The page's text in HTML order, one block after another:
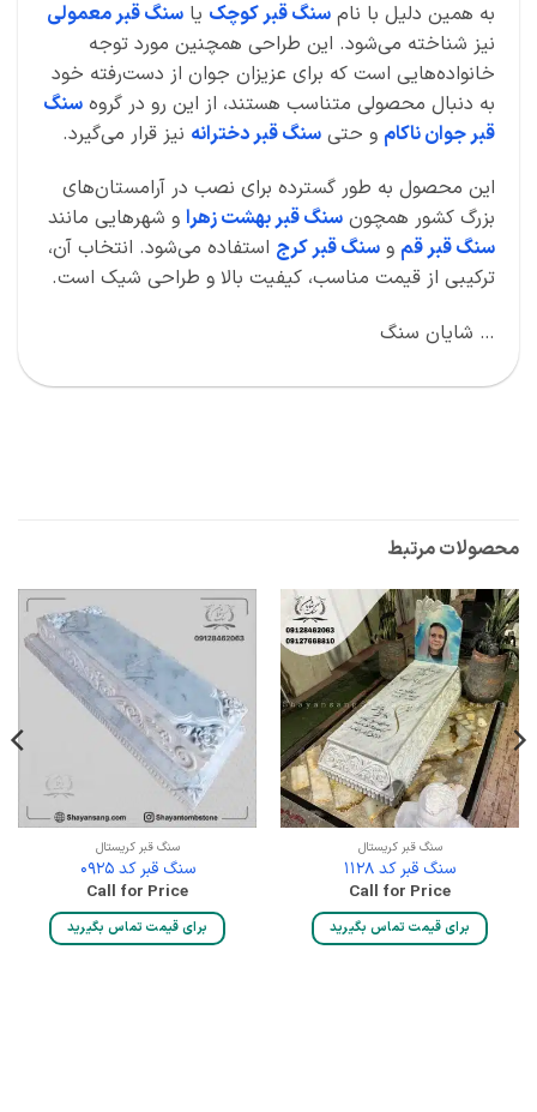
به همین دلیل با نامسنگ قبر کوچکیا سنگ قبر معمولی
نیز شناخته می‌شود. این طراحی همچنین مورد توجه
خانواده‌هایی است که برای عزیزان جوان از دست‌رفته خود
به دنبال محصولی متناسب هستند، از این رو در گروهسنگ
قبر جوان ناکامو حتیسنگ قبر دخترانهنیز قرار می‌گیرد.
این محصول به طور گسترده برای نصب در آرامستان‌های
بزرگ کشور همچونسنگ قبر بهشت زهراو شهرهایی مانند
سنگ قبر قمو سنگ قبر کرجاستفاده می‌شود. انتخاب آن،
ترکیبی از قیمت مناسب، کیفیت بالا و طراحی شیک است.
… شایان سنگ
محصولات مرتبط
سنگ قبر کریستال
سنگ قبر کد 1128
Call for Price
برای قیمت تماس بگیرید
سنگ قبر کریستال
سنگ قبر کد 0925
Call for Price
برای قیمت تماس بگیرید